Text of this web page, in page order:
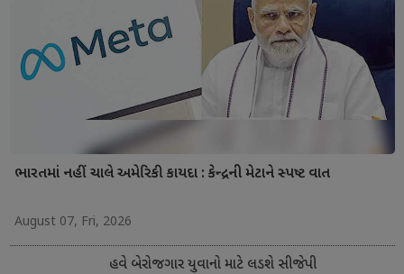
ભારતમાં નહીં ચાલે અમેરિકી કાયદા : કેન્દ્રની મેટાને સ્પષ્ટ વાત
August 07, Fri, 2026
હવે બેરોજગાર યુવાનો માટે લડશે સીજેપી